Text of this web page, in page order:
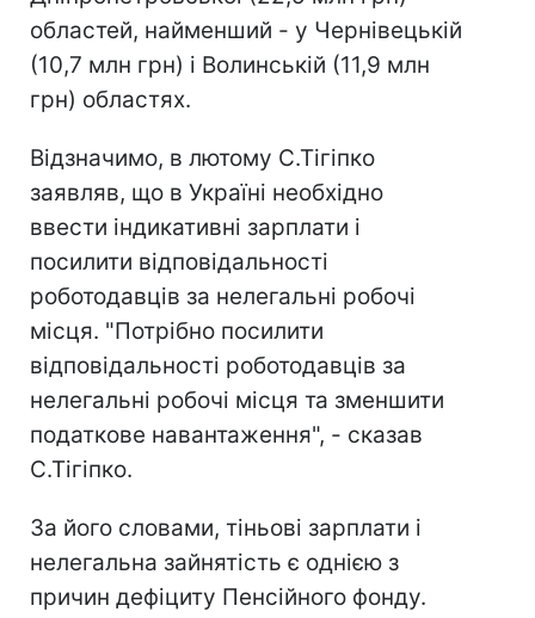
областей, найменший - у Чернівецькій
(10,7 млн ​​грн) і Волинській (11,9 млн
грн) областях.
Відзначимо, в лютому С.Тігіпко
заявляв, що в Україні необхідно
ввести індикативні зарплати і
посилити відповідальності
роботодавців за нелегальні робочі
місця. "Потрібно посилити
відповідальності роботодавців за
нелегальні робочі місця та зменшити
податкове навантаження", - сказав
С.Тігіпко.
За його словами, тіньові зарплати і
нелегальна зайнятість є однією з
причин дефіциту Пенсійного фонду.